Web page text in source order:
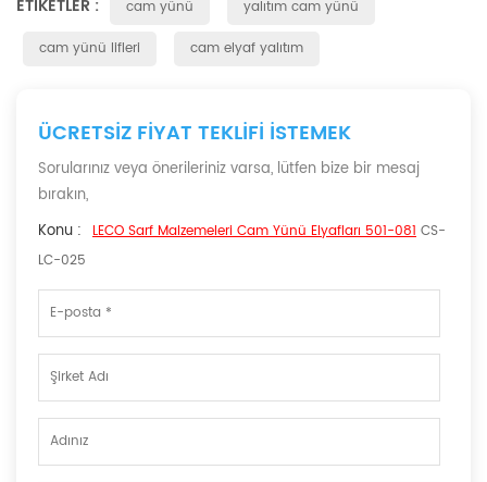
ETIKETLER : cam yünü
yalıtım cam yünü
cam yünü lifleri
cam elyaf yalıtım
ÜCRETSIZ FIYAT TEKLIFI ISTEMEK
Sorularınız veya önerileriniz varsa, lütfen bize bir mesaj
bırakın,
Konu : LECO Sarf Malzemeleri Cam Yünü Elyafları 501-081 CS-
LC-025